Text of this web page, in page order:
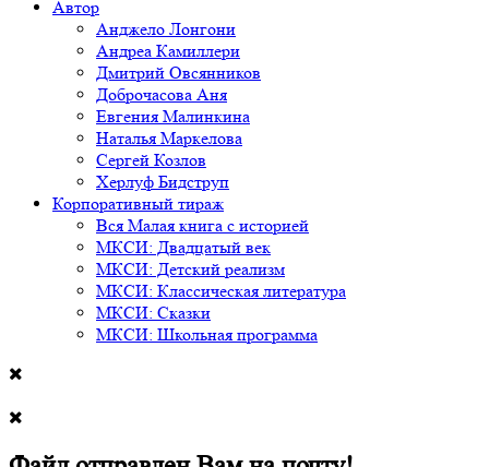
Автор
Анджело Лонгони
Андреа Камиллери
Дмитрий Овсянников
Доброчасова Аня
Евгения Малинкина
Наталья Маркелова
Сергей Козлов
Херлуф Бидструп
Корпоративный тираж
Вся Малая книга с историей
МКСИ: Двадцатый век
МКСИ: Детский реализм
МКСИ: Классическая литература
МКСИ: Сказки
МКСИ: Школьная программа